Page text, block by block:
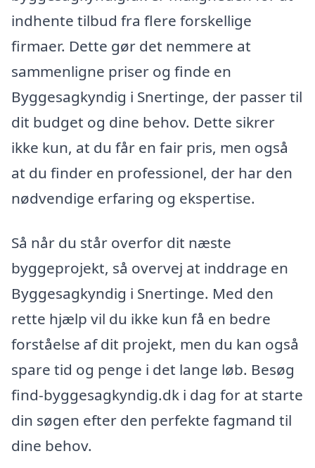
indhente tilbud fra flere forskellige
firmaer. Dette gør det nemmere at
sammenligne priser og finde en
Byggesagkyndig i Snertinge, der passer til
dit budget og dine behov. Dette sikrer
ikke kun, at du får en fair pris, men også
at du finder en professionel, der har den
nødvendige erfaring og ekspertise.
Så når du står overfor dit næste
byggeprojekt, så overvej at inddrage en
Byggesagkyndig i Snertinge. Med den
rette hjælp vil du ikke kun få en bedre
forståelse af dit projekt, men du kan også
spare tid og penge i det lange løb. Besøg
find-byggesagkyndig.dk i dag for at starte
din søgen efter den perfekte fagmand til
dine behov.